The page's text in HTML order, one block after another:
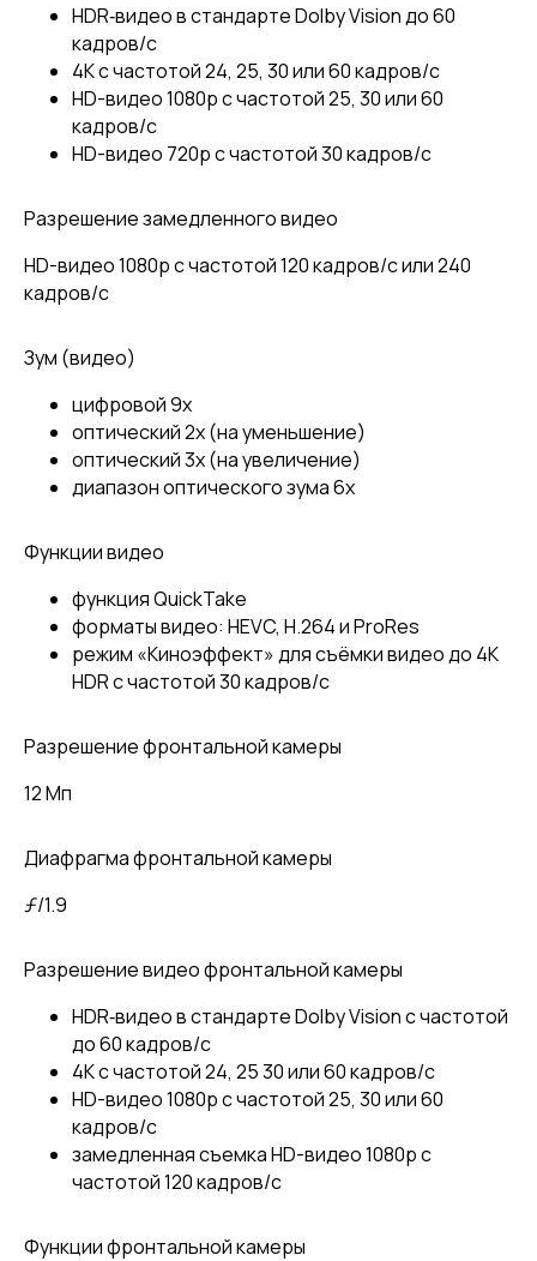
HDR‑видео в стандарте Dolby Vision до 60
кадров/ с
4K с частотой 24, 25, 30 или 60 кадров/ с
HD-видео 1080p с частотой 25, 30 или 60
кадров/ с
HD-видео 720p с частотой 30 кадров/ с
Разрешение замедленного видео
HD-видео 1080р c частотой 120 кадров/ с или 240
кадров/ с
Зум (видео)
цифровой 9х
оптический 2x (на уменьшение)
оптический 3x (на увеличение)
диапазон оптического зума 6x
Функции видео
функция QuickTake
форматы видео: HEVC, H.264 и ProRes
режим «Киноэффект» для съёмки видео до 4K
HDR с частотой 30 кадров/с
Разрешение фронтальной камеры
12 Мп
Диафрагма фронтальной камеры
ƒ/1.9
Разрешение видео фронтальной камеры
HDR‑видео в стандарте Dolby Vision с частотой
до 60 кадров/с
4K с частотой 24, 25 30 или 60 кадров/с
HD-видео 1080p с частотой 25, 30 или 60
кадров/с
замедленная съемка HD-видео 1080p с
частотой 120 кадров/с
Функции фронтальной камеры